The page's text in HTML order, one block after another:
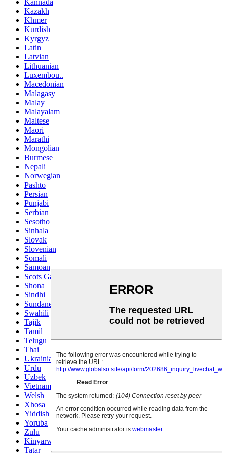
Kannada
Kazakh
Khmer
Kurdish
Kyrgyz
Latin
Latvian
Lithuanian
Luxembou..
Macedonian
Malagasy
Malay
Malayalam
Maltese
Maori
Marathi
Mongolian
Burmese
Nepali
Norwegian
Pashto
Persian
Punjabi
Serbian
Sesotho
Sinhala
Slovak
Slovenian
Somali
Samoan
Scots Gaelic
Shona
Sindhi
Sundanese
Swahili
Tajik
Tamil
Telugu
Thai
Ukrainian
Urdu
Uzbek
Vietnamese
Welsh
Xhosa
Yiddish
Yoruba
Zulu
Kinyarwanda
Tatar